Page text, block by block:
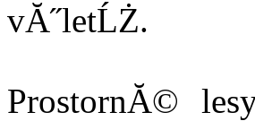
vĂ˝letĹŻ.
ProstornĂ©